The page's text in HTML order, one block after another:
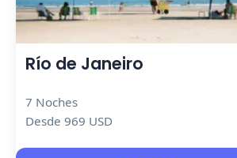
Río de Janeiro
7 Noches
Desde 969 USD